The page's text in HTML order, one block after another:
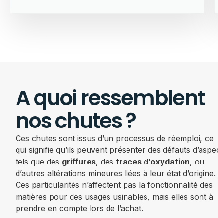
A quoi ressemblent
nos chutes ?
Ces chutes sont issus d’un processus de réemploi, ce
qui signifie qu’ils peuvent présenter des défauts
tels que des griffures, des traces d’oxydation, ou
d’autres altérations mineures liées à leur état d’origine.
Ces particularités n’affectent pas la fonctionnalité des
matières pour des usages usinables, mais elles sont à
prendre en compte lors de l’achat.